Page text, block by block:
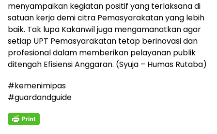
menyampaikan kegiatan positif yang terlaksana di
satuan kerja demi citra Pemasyarakatan yang lebih
baik. Tak lupa Kakanwil juga mengamanatkan agar
setiap UPT Pemasyarakatan tetap berinovasi dan
profesional dalam memberikan pelayanan publik
ditengah Efisiensi Anggaran. (Syuja – Humas Rutaba)
#kemenimipas
#guardandguide